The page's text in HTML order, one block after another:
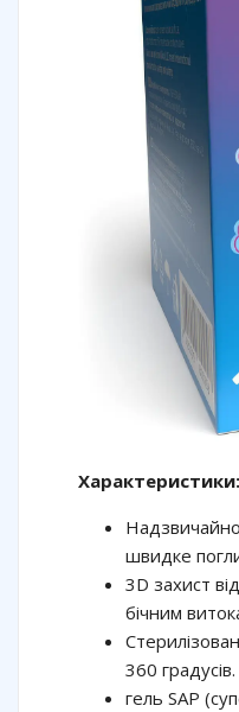
Характеристики:
швидке
3D захист
бічним
360 градусів.
гель SAP